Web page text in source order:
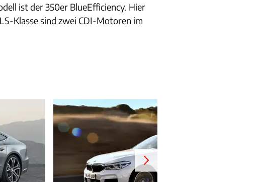
ist der 350er BlueEfficiency. Hier
Klasse sind zwei CDI-Motoren im